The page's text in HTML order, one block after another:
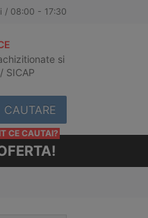
/ 08:00 - 17:30
si
SICAP
CAUTARE
CE CAUTAI?